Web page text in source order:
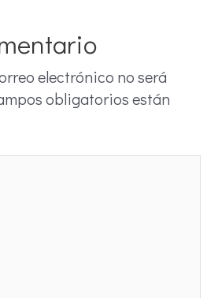
electrónico no será
obligatorios están